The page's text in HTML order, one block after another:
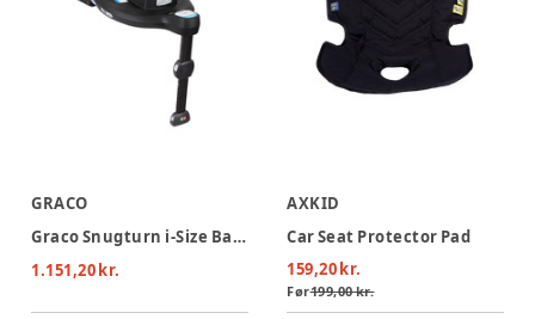
GRACO
Graco Snugturn i-Size Base
1.151,20 kr.
AXKID
Car Seat Protector Pad
159,20 kr.
Før199,00 kr.